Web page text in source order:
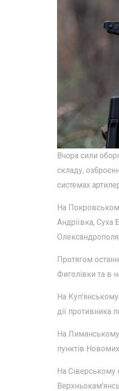
Вчора сили
складу,
системах
На
Андріївка, Суха
Протягом
Фиголівки та в
На Куп'янському
дії противника
На Лиманському
пунктів
На Сіверському